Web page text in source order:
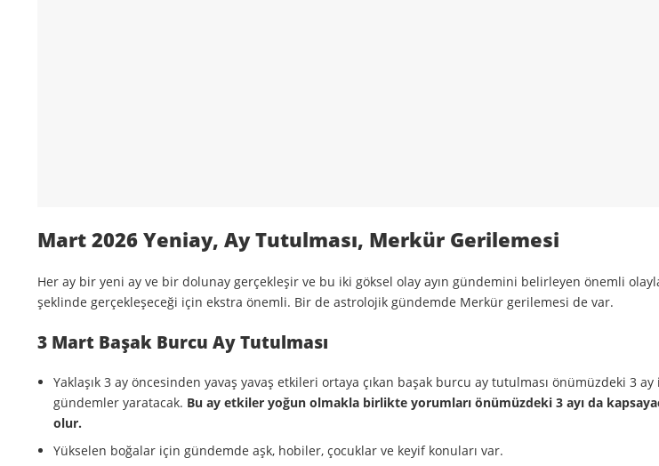
Mart 2026 Yeniay, Ay Tutulması, Merkür Gerilemesi
Her ay bir yeni ay ve bir dolunay gerçekleşir ve bu iki göksel olay ayın gündemini belirleyen önemli
şeklinde gerçekleşeceği için ekstra önemli. Bir de astrolojik gündemde Merkür gerilemesi de var.
3 Mart Başak Burcu Ay Tutulması
Yaklaşık 3 ay öncesinden yavaş yavaş etkileri ortaya çıkan başak burcu ay tutulması önümüzdeki 3
gündemler yaratacak. Bu ay etkiler yoğun olmakla birlikte yorumları önümüzdeki 3 ayı da
olur.
Yükselen boğalar için gündemde aşk, hobiler, çocuklar ve keyif konuları var.